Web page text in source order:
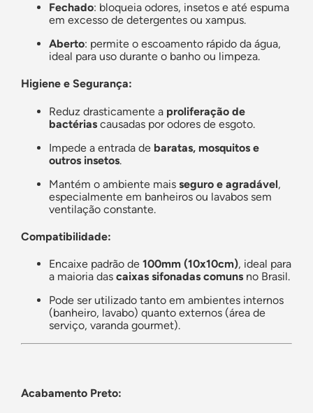
Fechado: bloqueia odores, insetos e até espuma
em excesso de detergentes ou xampus.
Aberto: permite o escoamento rápido da água,
ideal para uso durante o banho ou limpeza.
Higiene e Segurança:
Reduz drasticamente a proliferação de
bactérias causadas por odores de esgoto.
Impede a entrada de baratas, mosquitos e
outros insetos.
Mantém o ambiente mais seguro e agradável,
especialmente em banheiros ou lavabos sem
ventilação constante.
Compatibilidade:
Encaixe padrão de 100mm (10x10cm), ideal para
a maioria das caixas sifonadas comuns no Brasil.
Pode ser utilizado tanto em ambientes internos
(banheiro, lavabo) quanto externos (área de
serviço, varanda gourmet).
Acabamento Preto: